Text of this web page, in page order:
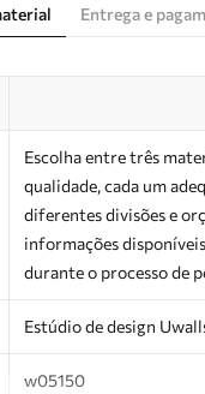
Entrega e
Escolha entre três
qualidade, cada um
diferentes divisões e
informações
durante o processo de
Estúdio de design
w05150